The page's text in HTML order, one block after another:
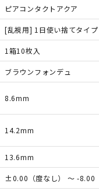
ピアコンタクトアクア
[乱視用] 1日使い捨てタイプ
1箱10枚入
ブラウンフォンデュ
8.6mm
14.2mm
13.6mm
±0.00（度なし） ～ -8.00